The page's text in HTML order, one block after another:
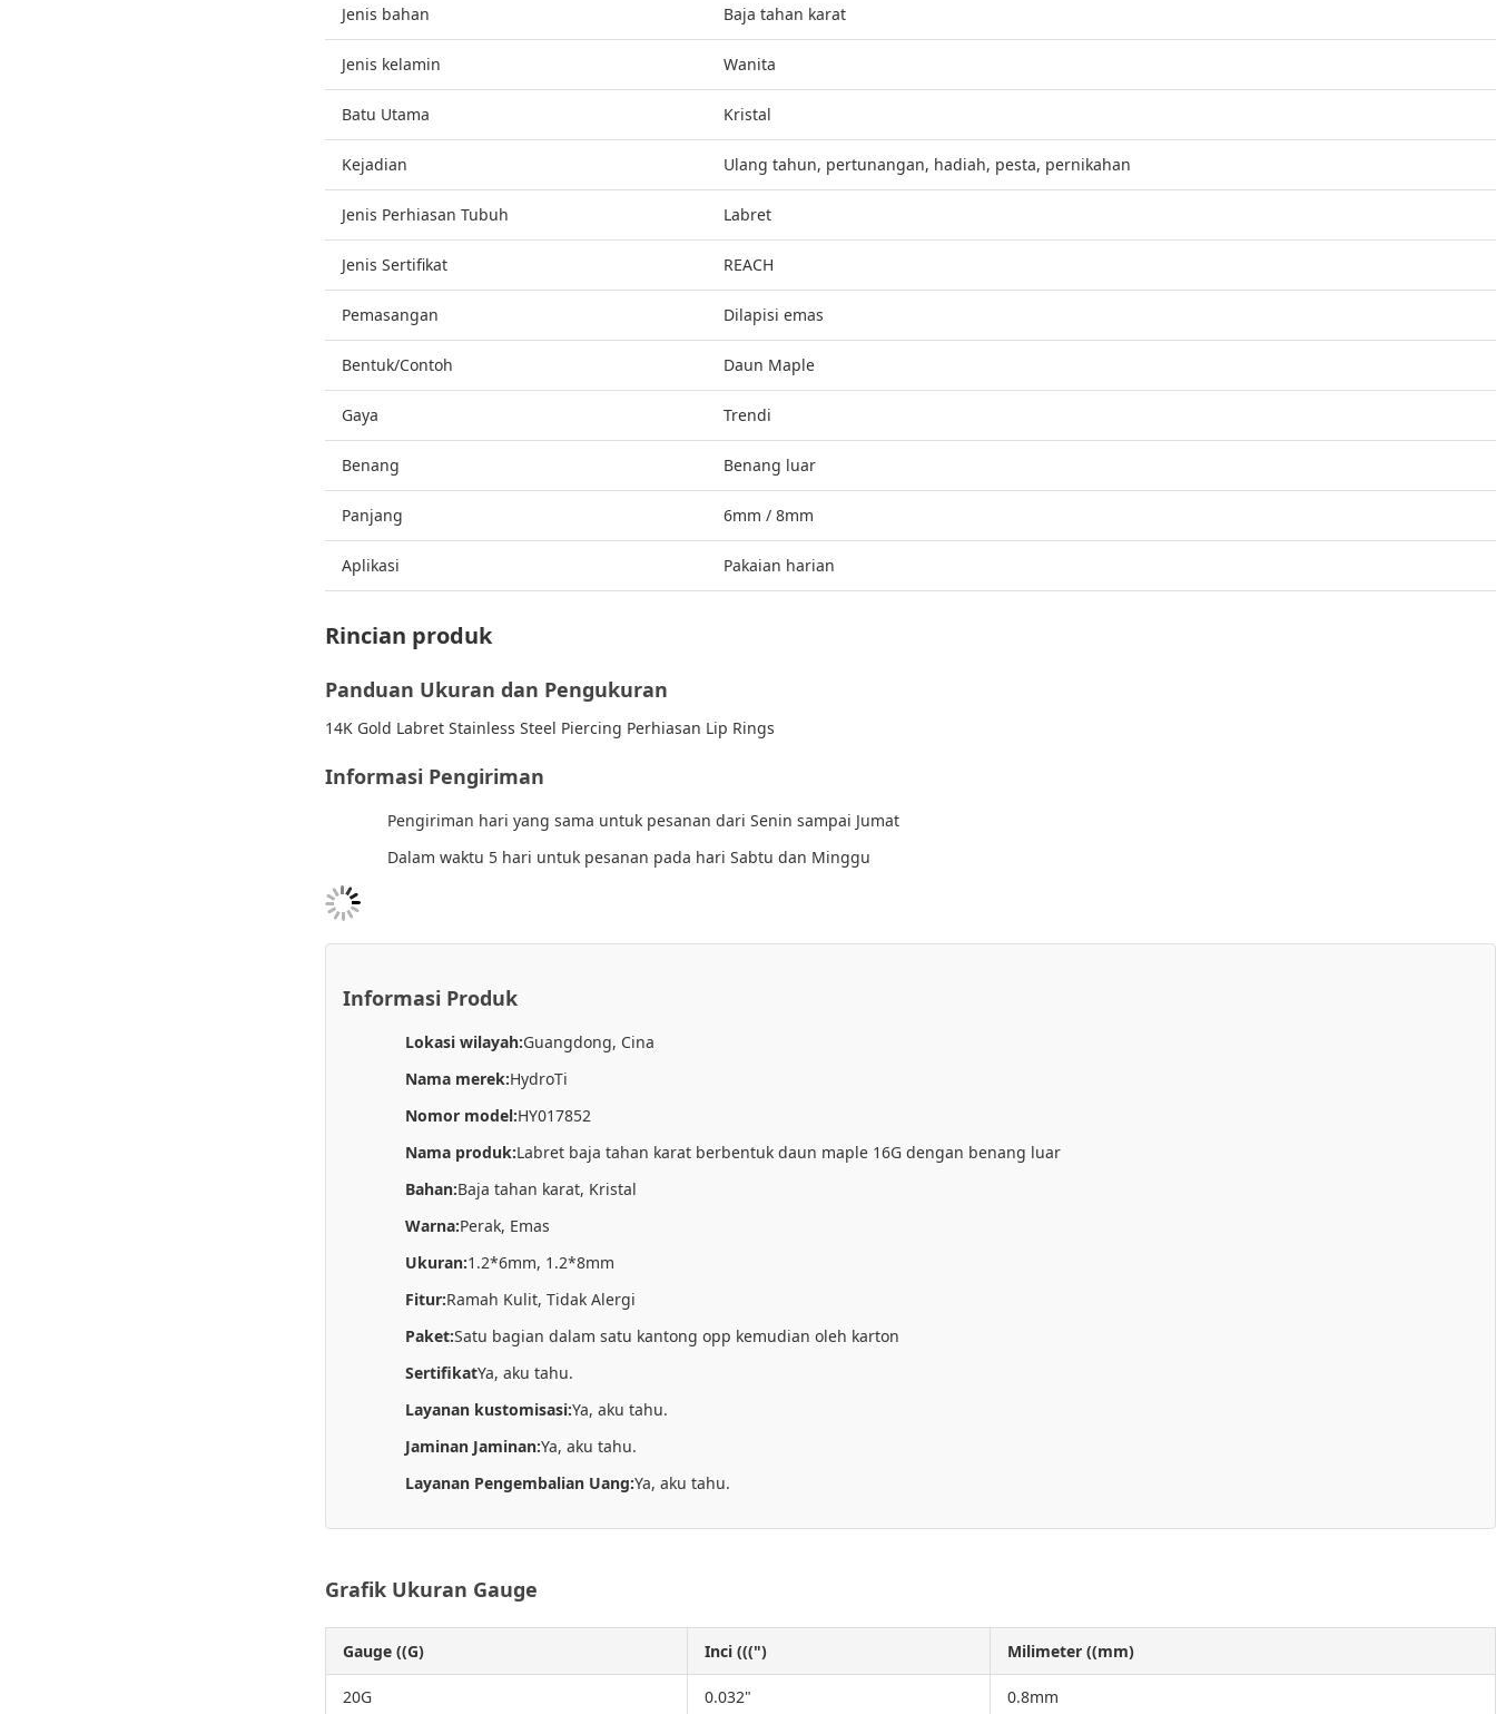
Jenis bahan Baja tahan karat
Jenis kelamin Wanita
Batu Utama Kristal
Kejadian Ulang tahun, pertunangan, hadiah, pesta, pernikahan
Jenis Perhiasan Tubuh Labret
Jenis Sertifikat REACH
Pemasangan Dilapisi emas
Bentuk/Contoh Daun Maple
Gaya Trendi
Benang Benang luar
Panjang 6mm / 8mm
Aplikasi Pakaian harian
Rincian produk
Panduan Ukuran dan Pengukuran
14K Gold Labret Stainless Steel Piercing Perhiasan Lip Rings
Informasi Pengiriman
Pengiriman hari yang sama untuk pesanan dari Senin sampai Jumat
Dalam waktu 5 hari untuk pesanan pada hari Sabtu dan Minggu
Informasi Produk
Lokasi wilayah:Guangdong, Cina
Nama merek:HydroTi
Nomor model:HY017852
Nama produk:Labret baja tahan karat berbentuk daun maple 16G dengan benang luar
Bahan:Baja tahan karat, Kristal
Warna:Perak, Emas
Ukuran:1.2*6mm, 1.2*8mm
Fitur:Ramah Kulit, Tidak Alergi
Paket:Satu bagian dalam satu kantong opp kemudian oleh karton
SertifikatYa, aku tahu.
Layanan kustomisasi:Ya, aku tahu.
Jaminan Jaminan:Ya, aku tahu.
Layanan Pengembalian Uang:Ya, aku tahu.
Grafik Ukuran Gauge
Gauge ((G) Inci (((") Milimeter ((mm)
20G 0.032" 0.8mm